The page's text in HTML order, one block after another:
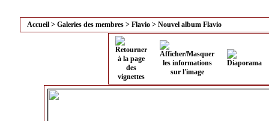
Accueil > Galeries des membres > Flavio > Nouvel album Flavio